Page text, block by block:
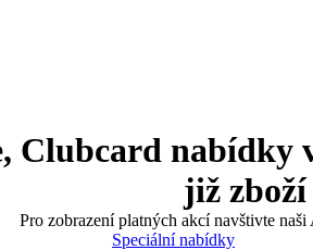
Clubcard
již
Pro zobrazení platných akcí navštivte
Speciální nabídky